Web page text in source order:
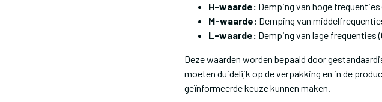
H-waarde: Demping van hoge
M-waarde: Demping van
L-waarde: Demping van lage frequenties
Deze waarden worden bepaald door
moeten duidelijk op de verpakking en in de
geïnformeerde keuze kunnen maken.